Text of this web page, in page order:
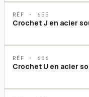
RÉF · 655
Crochet J en acier
RÉF · 656
Crochet U en acier